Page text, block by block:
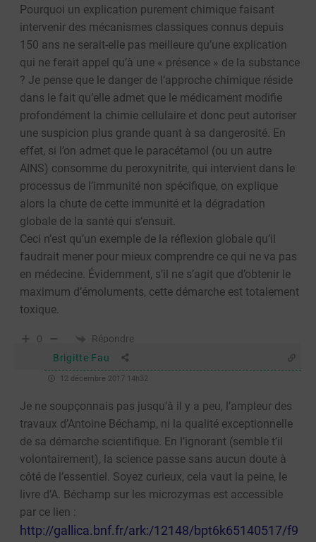
Pourquoi un explication purement chimique faisant
intervenir des mécanismes classiques connus depuis
150 ans ne serait-elle pas meilleure qu’une explication
qui ne ferait appel qu’à une « présence » de la substance
? Je pense que le danger de l’approche chimique réside
dans le fait qu’elle admet que le médicament modifie
profondément la chimie cellulaire et donc peut autoriser
une suspicion plus grande quant à sa dangerosité. En
effet, si l’on admet que le paracétamol (ou un autre
AINS) consomme du peroxynitrite, qui intervient dans le
processus de l’immunité non spécifique, on explique
alors la chute de cette immunité et la dégradation
globale de la santé qui s’ensuit.
Ceci n’est qu’un exemple de la réflexion globale qu’il
faudrait mener pour mieux comprendre ce qui ne va pas
en médecine. Évidemment, s’il ne s’agit que d’obtenir le
maximum d’émoluments, cette démarche est totalement
toxique.
0
Répondre
Brigitte Fau
12 décembre 2017 14h32
Je ne soupçonnais pas jusqu’à il y a peu, l’ampleur des
travaux d’Antoine Béchamp, ni la qualité exceptionnelle
de sa démarche scientifique. En l’ignorant (semble t’il
volontairement), la science passe sans aucun doute à
côté de l’essentiel. Soyez curieux, cela vaut la peine, le
livre d’A. Béchamp sur les microzymas est accessible
par ce lien :
http://gallica.bnf.fr/ark:/12148/bpt6k65140517/f9